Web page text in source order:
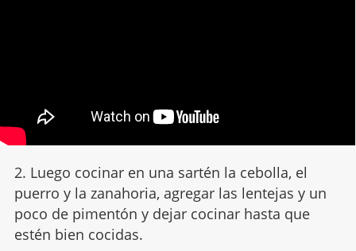
2. Luego cocinar en una sartén la cebolla, el
puerro y la zanahoria, agregar las lentejas y un
poco de pimentón y dejar cocinar hasta que
estén bien cocidas.